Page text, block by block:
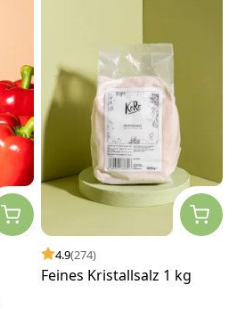
4.9(274)
Feines Kristallsalz 1 kg